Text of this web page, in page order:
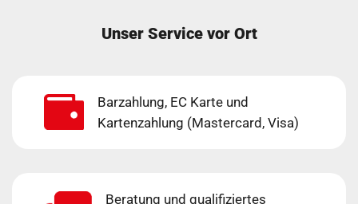
Unser Service vor Ort
Barzahlung, EC Karte und
Kartenzahlung (Mastercard, Visa)
Beratung und qualifiziertes